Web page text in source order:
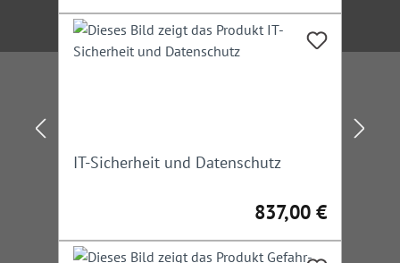
IT-Sicherheit und Datenschutz
Regulärer Preis:
837,00 €